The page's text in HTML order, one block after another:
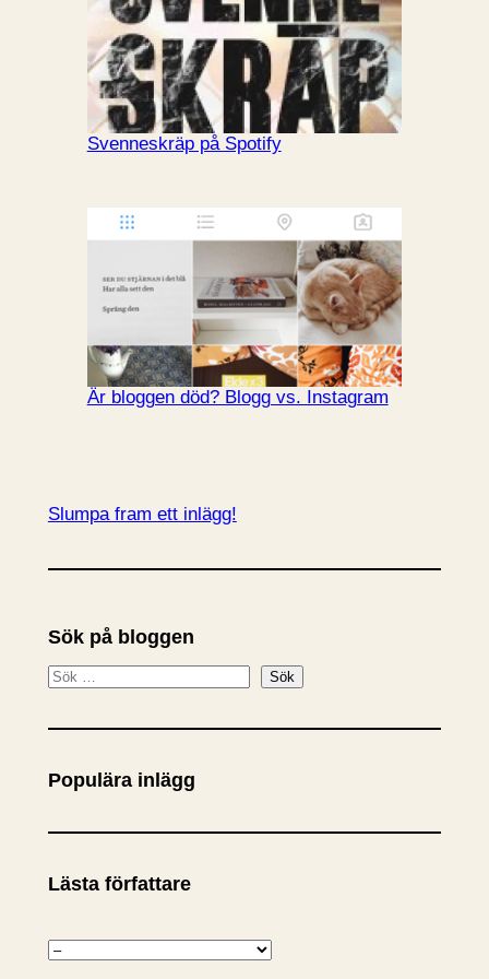
Svenneskräp på Spotify
Är bloggen död? Blogg vs. Instagram
Slumpa fram ett inlägg!
Sök på bloggen
S
k
Sök
Populära inlägg
Lästa författare
K